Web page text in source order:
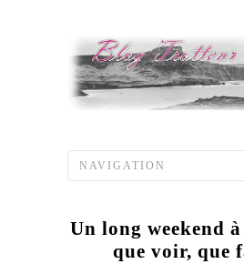
Un long weekend
que voir, que